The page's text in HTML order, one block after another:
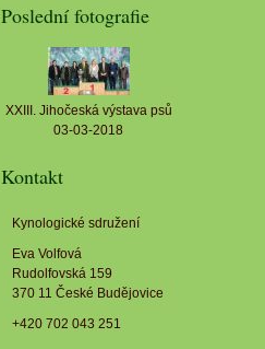
Poslední fotografie
XXIII. Jihočeská výstava psů
03-03-2018
Kontakt
Kynologické sdružení
Eva Volfová
Rudolfovská 159
370 11 České Budějovice
+420 702 043 251